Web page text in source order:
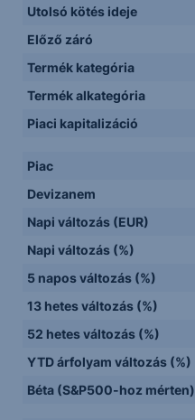
Utolsó kötés ideje
Előző záró
Termék kategória
Termék alkategória
Piaci kapitalizáció
Piac
Devizanem
Napi változás (EUR)
Napi változás (%)
5 napos változás (%)
13 hetes változás (%)
52 hetes változás (%)
YTD árfolyam változás (%)
Béta (S&P500-hoz mérten)